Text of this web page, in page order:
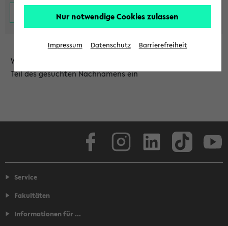
Wählen Sie die Einrichtung aus und/oder geben Sie einen
Teil des gesuchten Nachnamens ein
Service
Fakultäten
Informationen für ...
Nur notwendige Cookies zulassen
Impressum Datenschutz Barrierefreiheit